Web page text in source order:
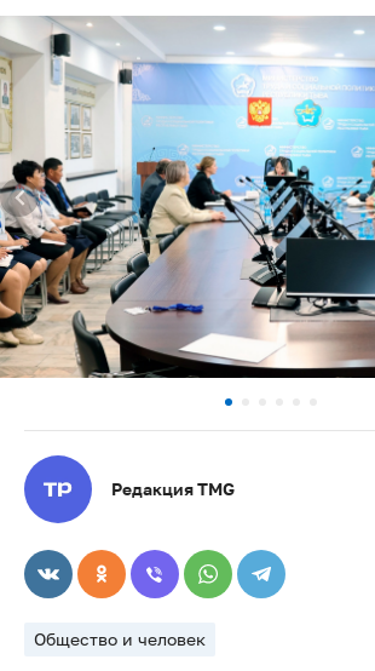
Редакция TMG
Общество и человек